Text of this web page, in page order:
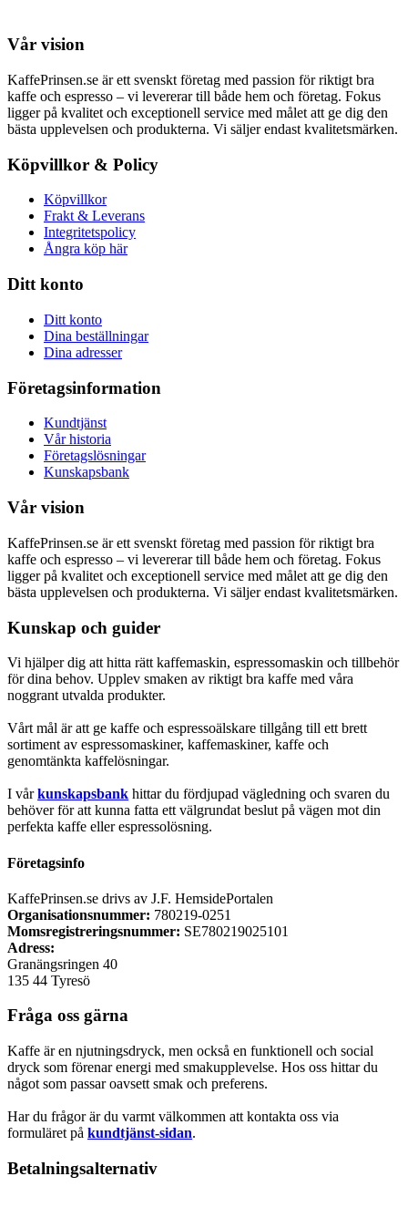
Vår vision
KaffePrinsen.se är ett svenskt företag med passion för riktigt bra
kaffe och espresso – vi levererar till både hem och företag. Fokus
ligger på kvalitet och exceptionell service med målet att ge dig den
bästa upplevelsen och produkterna. Vi säljer endast kvalitetsmärken.
Köpvillkor & Policy
Köpvillkor
Frakt & Leverans
Integritetspolicy
Ångra köp här
Ditt konto
Ditt konto
Dina beställningar
Dina adresser
Företagsinformation
Kundtjänst
Vår historia
Företagslösningar
Kunskapsbank
Vår vision
KaffePrinsen.se är ett svenskt företag med passion för riktigt bra
kaffe och espresso – vi levererar till både hem och företag. Fokus
ligger på kvalitet och exceptionell service med målet att ge dig den
bästa upplevelsen och produkterna. Vi säljer endast kvalitetsmärken.
Kunskap och guider
Vi hjälper dig att hitta rätt kaffemaskin, espressomaskin och tillbehör
för dina behov. Upplev smaken av riktigt bra kaffe med våra
noggrant utvalda produkter.
Vårt mål är att ge kaffe och espressoälskare tillgång till ett brett
sortiment av espressomaskiner, kaffemaskiner, kaffe och
genomtänkta kaffelösningar.
I vårkunskapsbank hittar du fördjupad vägledning och svaren du
behöver för att kunna fatta ett välgrundat beslut på vägen mot din
perfekta kaffe eller espressolösning.
Företagsinfo
KaffePrinsen.se drivs av J.F. HemsidePortalen
Organisationsnummer: 780219-0251
Momsregistreringsnummer: SE780219025101
Adress:
Granängsringen 40
135 44 Tyresö
Fråga oss gärna
Kaffe är en njutningsdryck, men också en funktionell och social
dryck som förenar energi med smakupplevelse. Hos oss hittar du
något som passar oavsett smak och preferens.
Har du frågor är du varmt välkommen att kontakta oss via
formuläret på kundtjänst-sidan.
Betalningsalternativ